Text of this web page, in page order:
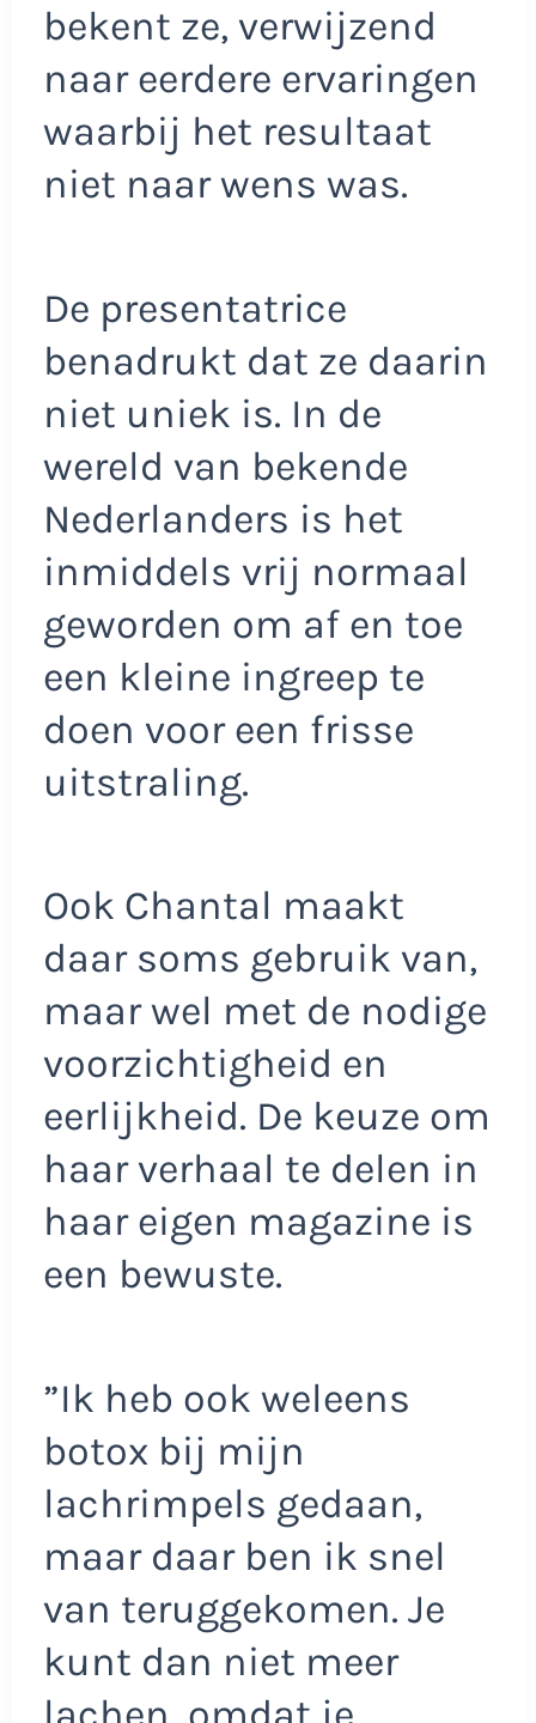
bekent ze, verwijzend
naar eerdere ervaringen
waarbij het resultaat
niet naar wens was.
De presentatrice
benadrukt dat ze daarin
niet uniek is. In de
wereld van bekende
Nederlanders is het
inmiddels vrij normaal
geworden om af en toe
een kleine ingreep te
doen voor een frisse
uitstraling.
Ook Chantal maakt
daar soms gebruik van,
maar wel met de nodige
voorzichtigheid en
eerlijkheid. De keuze om
haar verhaal te delen in
haar eigen magazine is
een bewuste.
”Ik heb ook weleens
botox bij mijn
lachrimpels gedaan,
maar daar ben ik snel
van teruggekomen. Je
kunt dan niet meer